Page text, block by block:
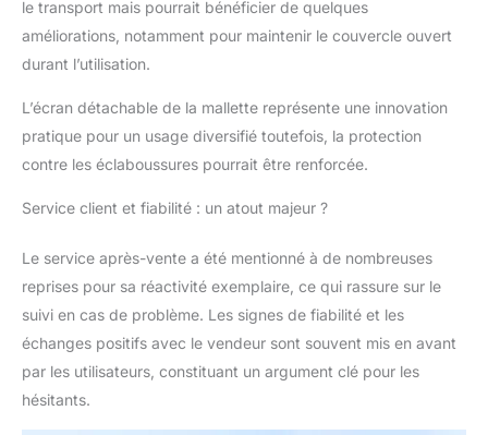
transporter partout où
vous allez, et assurez-
pêche dans votre
bateau ou votre
le transport mais pourrait bénéficier de quelques
améliorations, notamment pour maintenir le couvercle ouvert
durant l’utilisation.
L’écran détachable de la mallette représente une innovation
pratique pour un usage diversifié toutefois, la protection
contre les éclaboussures pourrait être renforcée.
Service client et fiabilité : un atout majeur ?
Le service après-vente a été mentionné à de nombreuses
reprises pour sa réactivité exemplaire, ce qui rassure sur le
suivi en cas de problème. Les signes de fiabilité et les
échanges positifs avec le vendeur sont souvent mis en avant
par les utilisateurs, constituant un argument clé pour les
hésitants.